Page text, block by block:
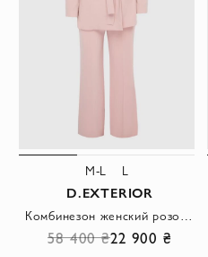
M-L L
D.EXTERIOR
Комбинезон женский розовый двубортный с золотыми пуговицами
58 400 ₴22 900 ₴